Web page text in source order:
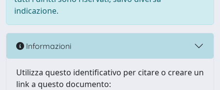
indicazione.
Informazioni
Utilizza questo identificativo per citare o creare un
link a questo documento: